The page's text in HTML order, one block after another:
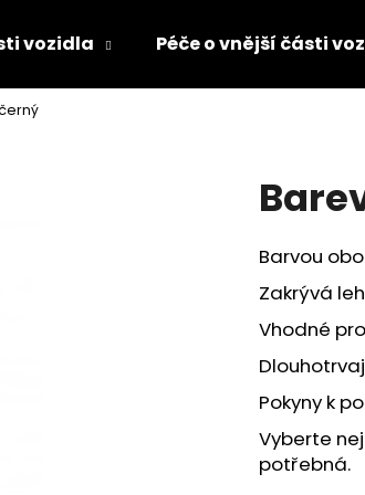
vozidla Péče o vnější části
Barvou
Zakrývá
Vhodné
Pokyny k
Vyberte
potřebná.
Co potřebujete najít?